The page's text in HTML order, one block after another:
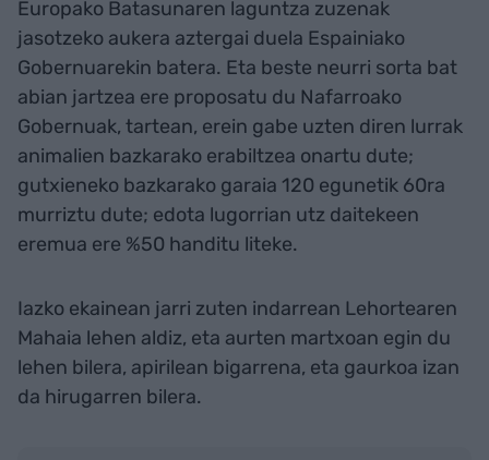
Europako Batasunaren laguntza zuzenak
jasotzeko aukera aztergai duela Espainiako
Gobernuarekin batera. Eta beste neurri sorta bat
abian jartzea ere proposatu du Nafarroako
Gobernuak, tartean, erein gabe uzten diren lurrak
animalien bazkarako erabiltzea onartu dute;
gutxieneko bazkarako garaia 120 egunetik 60ra
murriztu dute; edota lugorrian utz daitekeen
eremua ere %50 handitu liteke.
Iazko ekainean jarri zuten indarrean Lehortearen
Mahaia lehen aldiz, eta aurten martxoan egin du
lehen bilera, apirilean bigarrena, eta gaurkoa izan
da hirugarren bilera.